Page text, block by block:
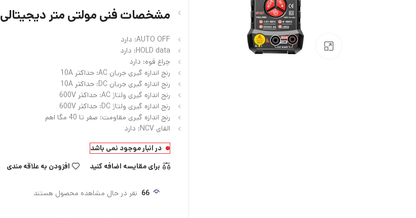
بزرگنمایی تصویر
مشخصات فنی مولتی متر دیجیتالی ANENG M167
AUTO OFF: دارد
HOLD data: دارد
چراغ قوه: دارد
رنج اندازه گیری جریان AC:
حداکثر 10A
رنج اندازه گیری جریان DC:
حداکثر 10A
رنج اندازه گیری ولتاژ AC:
حداکثر 600V
رنج اندازه گیری ولتاژ DC:
حداکثر 600V
رنج اندازه گیری مقاومت: صفر تا 40 مگا اهم
القای NCV:
دارد
در انبار موجود نمی باشد
برای مقایسه اضافه کنید
افزودن به علاقه مندی
66 نفر در حال مشاهده محصول هستند